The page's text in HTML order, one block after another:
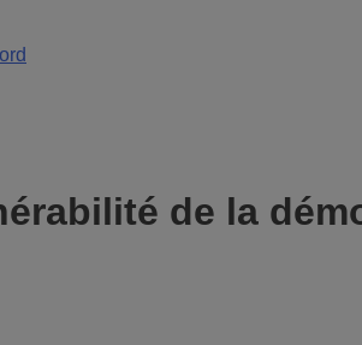
de la